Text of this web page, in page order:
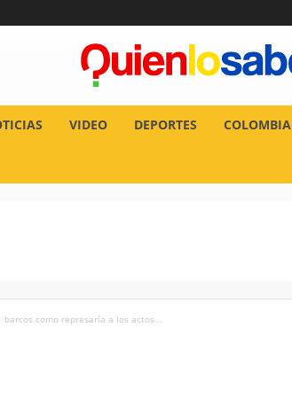
VIDEO DEPORTES COLOMBIA
barcos como represaría a los actos...